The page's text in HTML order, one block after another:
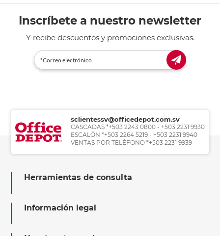
Inscríbete a nuestro newsletter
Y recibe descuentos y promociones exclusivas.
sclientessv@officedepot.com.sv
CASCADAS *+503 2243 0800 - +503 2231 9930
ESCALÓN *+503 2264 5219 - +503 2231 9940
VENTAS POR TELÉFONO *+503 2231 9939
Herramientas de consulta
Información legal